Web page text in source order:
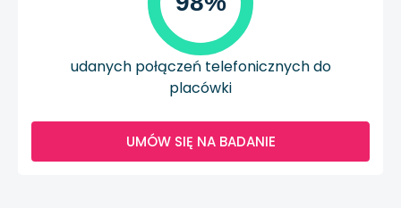
udanych połączeń telefonicznych do
placówki
UMÓW SIĘ NA BADANIE